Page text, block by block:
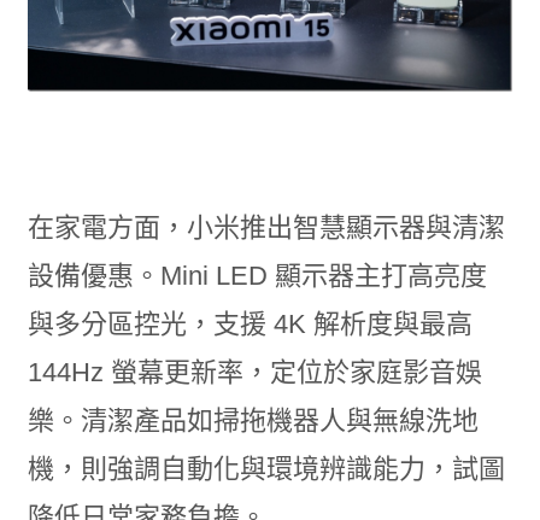
在家電方面，小米推出智慧顯示器與清潔
設備優惠。Mini LED 顯示器主打高亮度
與多分區控光，支援 4K 解析度與最高
144Hz 螢幕更新率，定位於家庭影音娛
樂。清潔產品如掃拖機器人與無線洗地
機，則強調自動化與環境辨識能力，試圖